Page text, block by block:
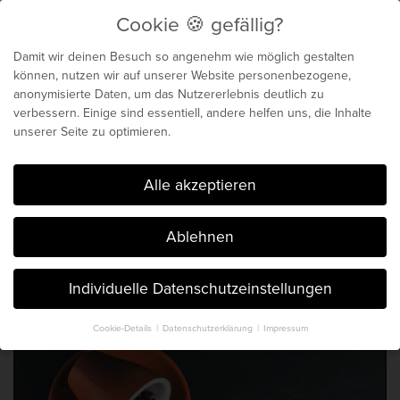
Biochemie für dein
genetisches Maximum
Der Blog von Chris Michalk & Phil
Böhm. Seit 2014.
Cookie 🍪 gefällig?
Damit wir deinen Besuch so angenehm wie möglich gestalten
können, nutzen wir auf unserer Website personenbezogene,
anonymisierte Daten, um das Nutzererlebnis deutlich zu
verbessern. Einige sind essentiell, andere helfen uns, die Inhalte
unserer Seite zu optimieren.
Cookie 🍪 gefällig?
Alle akzeptieren
Ablehnen
Individuelle Datenschutzeinstellungen
Cookie-Details Datenschutzerklärung Impressum
Datenschutzeinstellungen
Hier finden Sie eine Übersicht über alle verwendeten Cookies. Sie